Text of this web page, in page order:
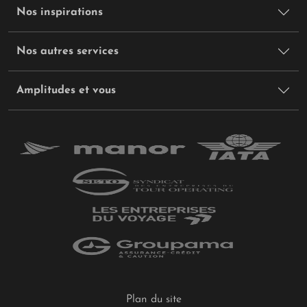
d'août sont donc parfaits pour séjourner aux
dans la période la plus touristique du pays.
Saison: Haute
Quels documents de voyage pour un mineur aux
Seychelles ?
Tout comme les adultes,les enfants doivent avoir leur
autorisation de voyage pour se rendre sur le territoire
. Lepasseport
valide lors du séjour et valable encore 6 mois après
sortie du territoire accessible sur le site
Nos inspirations
Nos autres services
Amplitudes et vous
Plan du site